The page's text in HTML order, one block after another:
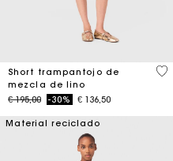
Short trampantojo de
mezcla de lino
Price reduced from
€ 195,00to-30% € 136,50
Material reciclado